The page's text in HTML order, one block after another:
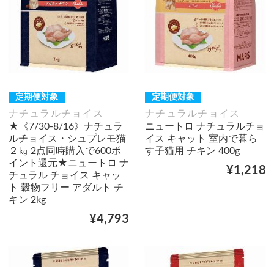
定期便対象
ナチュラルチョイス
★《7/30-8/16》ナチュラ
ルチョイス・シュプレモ猫
２㎏ 2点同時購入で600ポ
イント還元★ニュートロ ナ
チュラル チョイス キャッ
ト 穀物フリー アダルト チ
キン 2kg
¥4,793
定期便対象
ナチュラルチョイス
ニュートロ ナチュラルチョ
イス キャット 室内で暮ら
す子猫用 チキン 400g
¥1,218